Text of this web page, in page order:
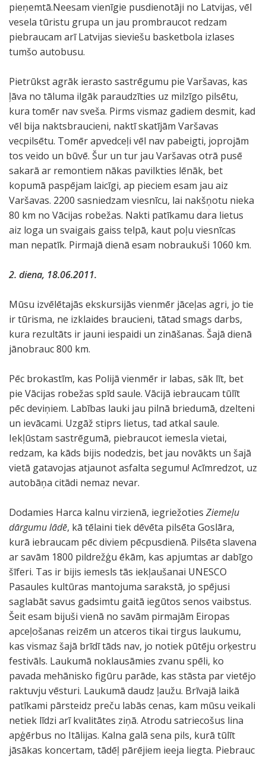
pieņemtā.Neesam vienīgie pusdienotāji no Latvijas, vēl
vesela tūristu grupa un jau prombraucot redzam
piebraucam arī Latvijas sieviešu basketbola izlases
tumšo autobusu.
Pietrūkst agrāk ierasto sastrēgumu pie Varšavas, kas
ļāva no tāluma ilgāk paraudzīties uz milzīgo pilsētu,
kura tomēr nav sveša. Pirms vismaz gadiem desmit, kad
vēl bija naktsbraucieni, naktī skatījām Varšavas
vecpilsētu. Tomēr apvedceļi vēl nav pabeigti, joprojām
tos veido un būvē. Šur un tur jau Varšavas otrā pusē
sakarā ar remontiem nākas pavilkties lēnāk, bet
kopumā paspējam laicīgi, ap pieciem esam jau aiz
Varšavas. 2200 sasniedzam viesnīcu, lai nakšņotu nieka
80 km no Vācijas robežas. Nakti patīkamu dara lietus
aiz loga un svaigais gaiss telpā, kaut poļu viesnīcas
man nepatīk. Pirmajā dienā esam nobraukuši 1060 km.
2. diena, 18.06.2011.
Mūsu izvēlētajās ekskursijās vienmēr jāceļas agri, jo tie
ir tūrisma, ne izklaides braucieni, tātad smags darbs,
kura rezultāts ir jauni iespaidi un zināšanas. Šajā dienā
jānobrauc 800 km.
Pēc brokastīm, kas Polijā vienmēr ir labas, sāk līt, bet
pie Vācijas robežas spīd saule. Vācijā iebraucam tūlīt
pēc deviņiem. Labības lauki jau pilnā briedumā, dzelteni
un ievācami. Uzgāž stiprs lietus, tad atkal saule.
Iekļūstam sastrēgumā, piebraucot iemesla vietai,
redzam, ka kāds bijis nodedzis, bet jau novākts un šajā
vietā gatavojas atjaunot asfalta segumu! Acīmredzot, uz
autobāņa citādi nemaz nevar.
Dodamies Harca kalnu virzienā, iegriežoties Ziemeļu
dārgumu lādē, kā tēlaini tiek dēvēta pilsēta Goslāra,
kurā iebraucam pēc diviem pēcpusdienā. Pilsēta slavena
ar savām 1800 pildrežģu ēkām, kas apjumtas ar dabīgo
šīferi. Tas ir bijis iemesls tās iekļaušanai UNESCO
Pasaules kultūras mantojuma sarakstā, jo spējusi
saglabāt savus gadsimtu gaitā iegūtos senos vaibstus.
Šeit esam bijuši vienā no savām pirmajām Eiropas
apceļošanas reizēm un atceros tikai tirgus laukumu,
kas vismaz šajā brīdī tāds nav, jo notiek pūtēju orķestru
festivāls. Laukumā noklausāmies zvanu spēli, ko
pavada mehānisko figūru parāde, kas stāsta par vietējo
raktuvju vēsturi. Laukumā daudz ļaužu. Brīvajā laikā
patīkami pārsteidz preču labās cenas, kam mūsu veikali
netiek līdzi arī kvalitātes ziņā. Atrodu satriecošus lina
apģērbus no Itālijas. Kalna galā sena pils, kurā tūlīt
jāsākas koncertam, tādēļ pārējiem ieeja liegta. Piebrauc